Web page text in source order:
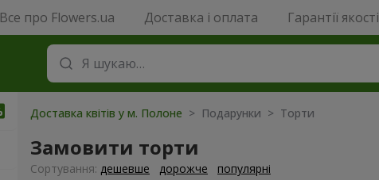
Все про Flowers.ua Доставка і оплата Гарантії якості
Доставка квітів у м. Полоне > Подарунки > Торти
Замовити торти
Сортування: дешевше дорожче популярні